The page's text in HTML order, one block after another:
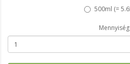
500ml (=
Mennyiség